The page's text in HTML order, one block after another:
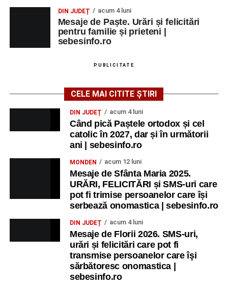
DIN JUDEȚ acum 4 luni
Mesaje de Paște. Urări și felicitări
pentru familie și prieteni |
sebesinfo.ro
PUBLICITATE
CELE MAI CITITE ȘTIRI
DIN JUDEȚ acum 4 luni
Când pică Paștele ortodox și cel
catolic în 2027, dar și în următorii
ani | sebesinfo.ro
MONDEN acum 12 luni
Mesaje de Sfânta Maria 2025.
URĂRI, FELICITĂRI și SMS-uri care
pot fi trimise persoanelor care își
serbează onomastica | sebesinfo.ro
DIN JUDEȚ acum 4 luni
Mesaje de Florii 2026. SMS-uri,
urări și felicitări care pot fi
transmise persoanelor care îşi
sărbătoresc onomastica |
sebesinfo.ro